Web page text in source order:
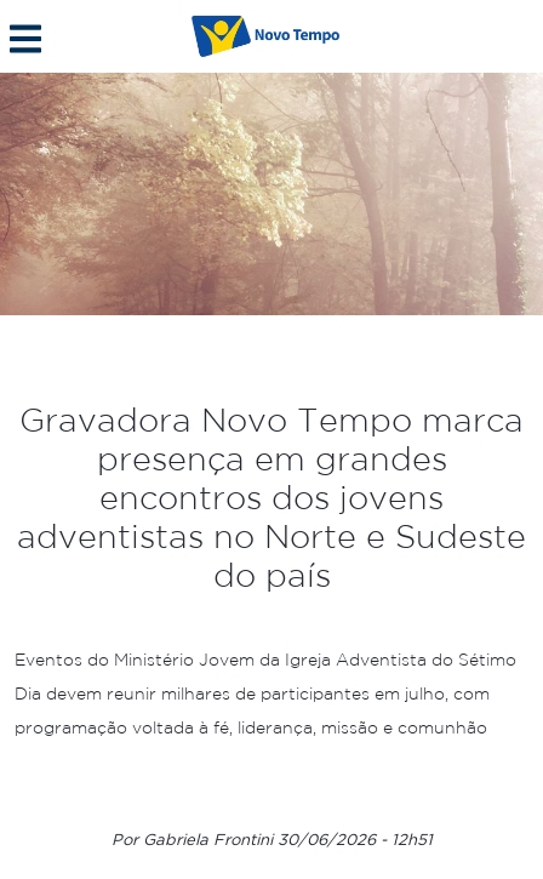
Gravadora Novo Tempo marca
presença em grandes
encontros dos jovens
adventistas no Norte e Sudeste
do país
Eventos do Ministério Jovem da Igreja Adventista do Sétimo
Dia devem reunir milhares de participantes em julho, com
programação voltada à fé, liderança, missão e comunhão
Por Gabriela Frontini 30/06/2026 - 12h51